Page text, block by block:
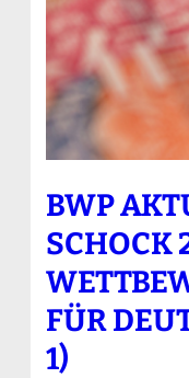
BWP
SCHOCK
FÜR
1)